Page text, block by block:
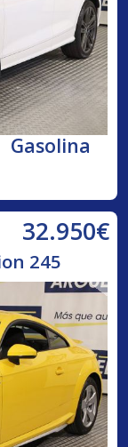
Gasolina
32.950€
245